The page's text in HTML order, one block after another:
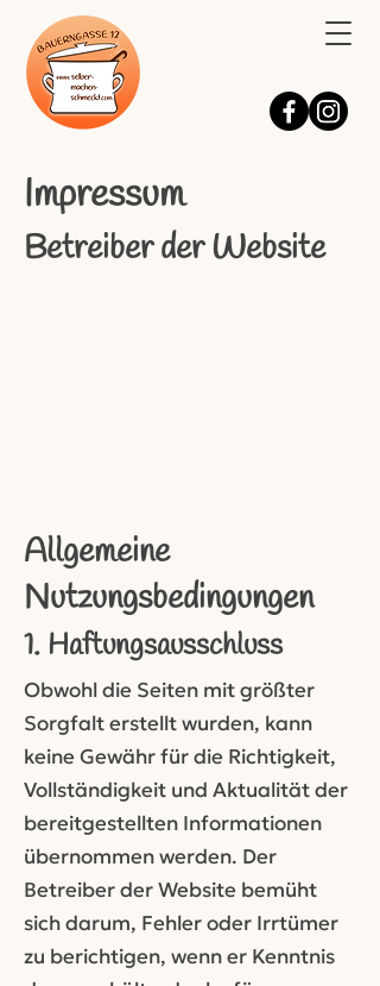
Impressum
Betreiber der Website
Allgemeine
Nutzungsbedingungen
1. Haftungsausschluss
Obwohl die Seiten mit größter
Sorgfalt erstellt wurden, kann
keine Gewähr für die Richtigkeit,
Vollständigkeit und Aktualität der
bereitgestellten Informationen
übernommen werden. Der
Betreiber der Website bemüht
sich darum, Fehler oder Irrtümer
zu berichtigen, wenn er Kenntnis